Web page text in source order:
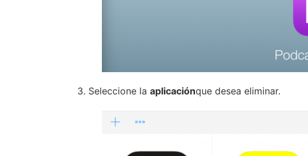
3. Seleccione la aplicaciónque desea eliminar.